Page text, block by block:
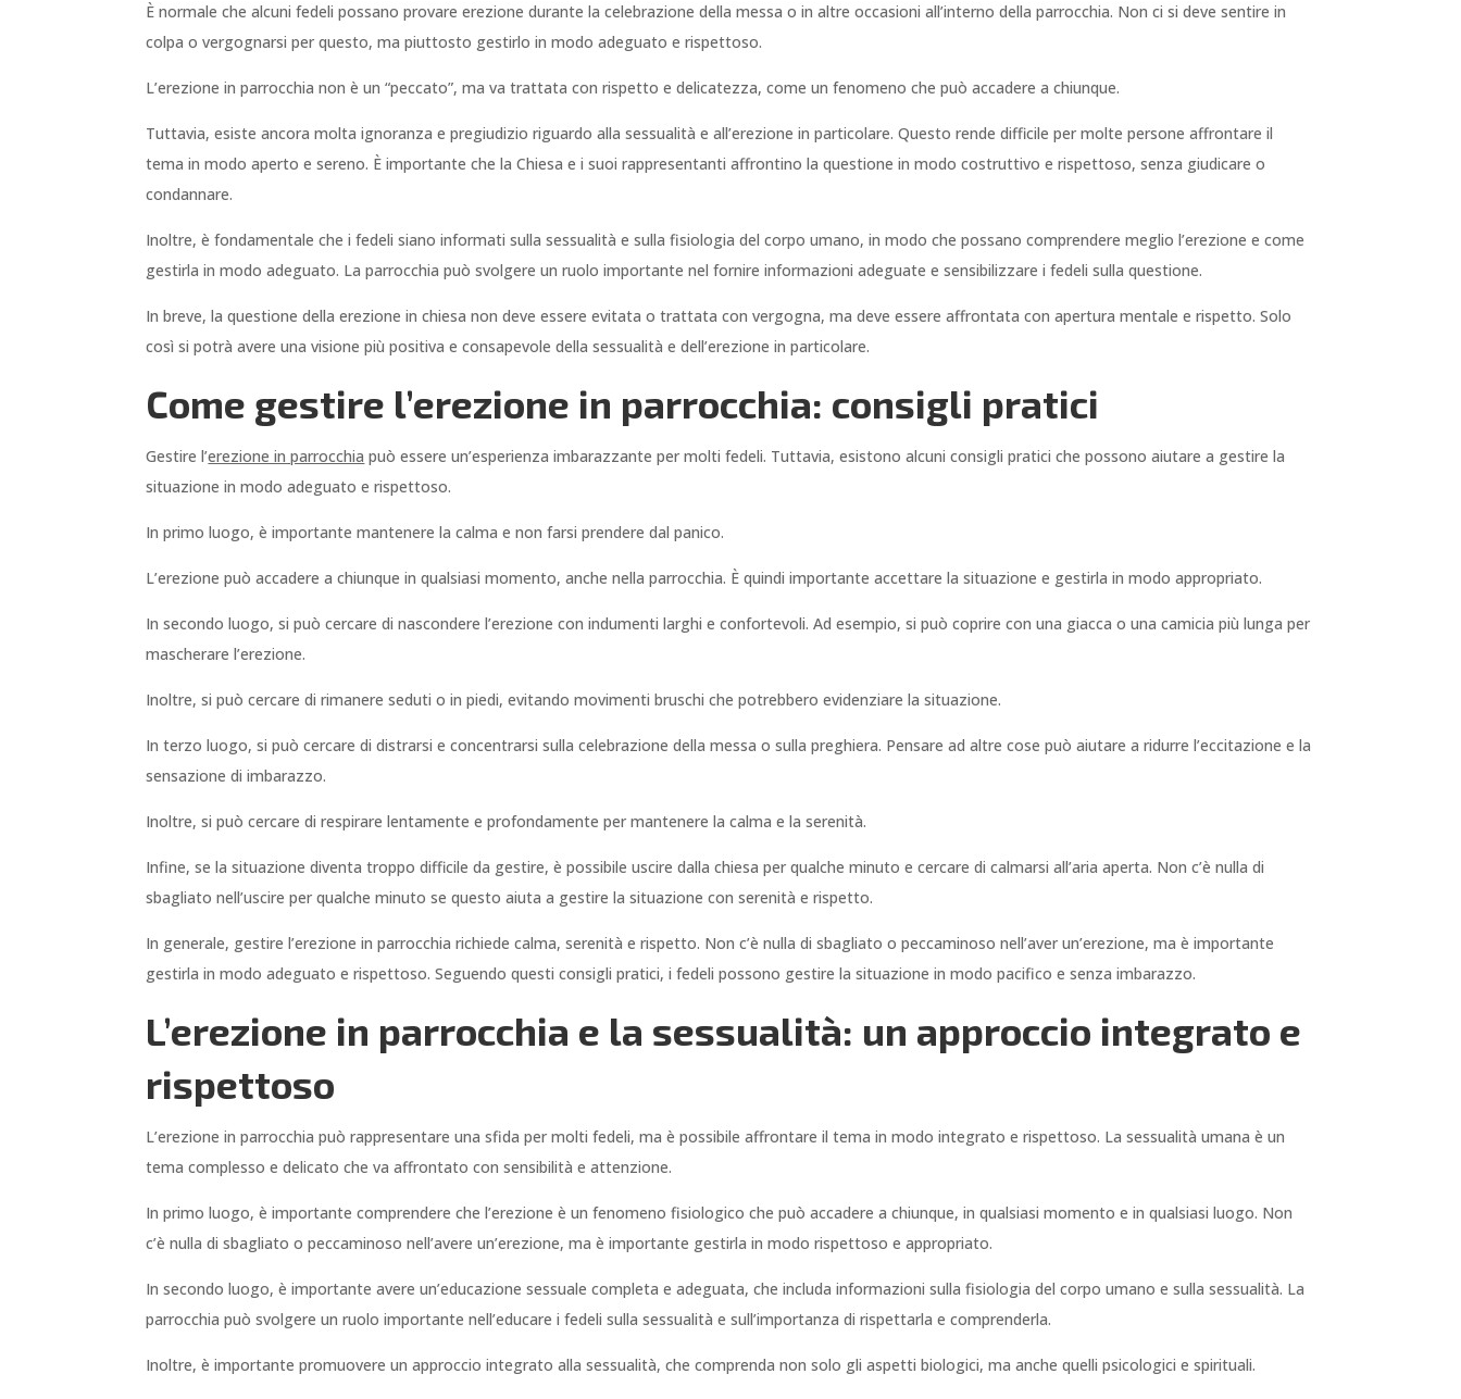
È normale che alcuni fedeli possano provare erezione durante la celebrazione della messa o in altre occasioni all’interno della parrocchia. Non ci si deve sentire in
colpa o vergognarsi per questo, ma piuttosto gestirlo in modo adeguato e rispettoso.
L’erezione in parrocchia non è un “peccato”, ma va trattata con rispetto e delicatezza, come un fenomeno che può accadere a chiunque.
Tuttavia, esiste ancora molta ignoranza e pregiudizio riguardo alla sessualità e all’erezione in particolare. Questo rende difficile per molte persone affrontare il
tema in modo aperto e sereno. È importante che la Chiesa e i suoi rappresentanti affrontino la questione in modo costruttivo e rispettoso, senza giudicare o
condannare.
Inoltre, è fondamentale che i fedeli siano informati sulla sessualità e sulla fisiologia del corpo umano, in modo che possano comprendere meglio l’erezione e come
gestirla in modo adeguato. La parrocchia può svolgere un ruolo importante nel fornire informazioni adeguate e sensibilizzare i fedeli sulla questione.
In breve, la questione della erezione in chiesa non deve essere evitata o trattata con vergogna, ma deve essere affrontata con apertura mentale e rispetto. Solo
così si potrà avere una visione più positiva e consapevole della sessualità e dell’erezione in particolare.
Come gestire l’erezione in parrocchia: consigli pratici
Gestire l’erezione in parrocchia può essere un’esperienza imbarazzante per molti fedeli. Tuttavia, esistono alcuni consigli pratici che possono aiutare a gestire la
situazione in modo adeguato e rispettoso.
In primo luogo, è importante mantenere la calma e non farsi prendere dal panico.
L’erezione può accadere a chiunque in qualsiasi momento, anche nella parrocchia. È quindi importante accettare la situazione e gestirla in modo appropriato.
In secondo luogo, si può cercare di nascondere l’erezione con indumenti larghi e confortevoli. Ad esempio, si può coprire con una giacca o una camicia più lunga per
mascherare l’erezione.
Inoltre, si può cercare di rimanere seduti o in piedi, evitando movimenti bruschi che potrebbero evidenziare la situazione.
In terzo luogo, si può cercare di distrarsi e concentrarsi sulla celebrazione della messa o sulla preghiera. Pensare ad altre cose può aiutare a ridurre l’eccitazione e la
sensazione di imbarazzo.
Inoltre, si può cercare di respirare lentamente e profondamente per mantenere la calma e la serenità.
Infine, se la situazione diventa troppo difficile da gestire, è possibile uscire dalla chiesa per qualche minuto e cercare di calmarsi all’aria aperta. Non c’è nulla di
sbagliato nell’uscire per qualche minuto se questo aiuta a gestire la situazione con serenità e rispetto.
In generale, gestire l’erezione in parrocchia richiede calma, serenità e rispetto. Non c’è nulla di sbagliato o peccaminoso nell’aver un’erezione, ma è importante
gestirla in modo adeguato e rispettoso. Seguendo questi consigli pratici, i fedeli possono gestire la situazione in modo pacifico e senza imbarazzo.
L’erezione in parrocchia e la sessualità: un approccio integrato e
rispettoso
L’erezione in parrocchia può rappresentare una sfida per molti fedeli, ma è possibile affrontare il tema in modo integrato e rispettoso. La sessualità umana è un
tema complesso e delicato che va affrontato con sensibilità e attenzione.
In primo luogo, è importante comprendere che l’erezione è un fenomeno fisiologico che può accadere a chiunque, in qualsiasi momento e in qualsiasi luogo. Non
c’è nulla di sbagliato o peccaminoso nell’avere un’erezione, ma è importante gestirla in modo rispettoso e appropriato.
In secondo luogo, è importante avere un’educazione sessuale completa e adeguata, che includa informazioni sulla fisiologia del corpo umano e sulla sessualità. La
parrocchia può svolgere un ruolo importante nell’educare i fedeli sulla sessualità e sull’importanza di rispettarla e comprenderla.
Inoltre, è importante promuovere un approccio integrato alla sessualità, che comprenda non solo gli aspetti biologici, ma anche quelli psicologici e spirituali.